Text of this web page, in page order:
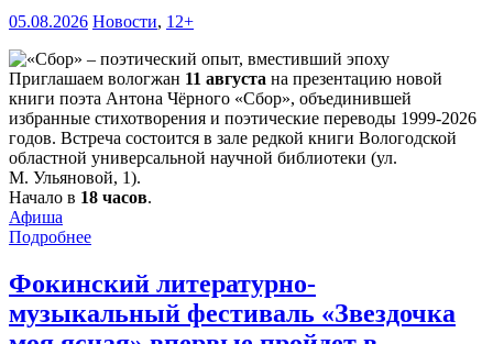
05.08.2026 Новости, 12+
Приглашаем вологжан 11 августа на презентацию новой
книги поэта Антона Чёрного «Сбор», объединившей
избранные стихотворения и поэтические переводы 1999-2026
годов. Встреча состоится в зале редкой книги Вологодской
областной универсальной научной библиотеки (ул.
М. Ульяновой, 1).
Начало в 18 часов.
Афиша
Подробнее
Фокинский литературно-
музыкальный фестиваль «Звездочка